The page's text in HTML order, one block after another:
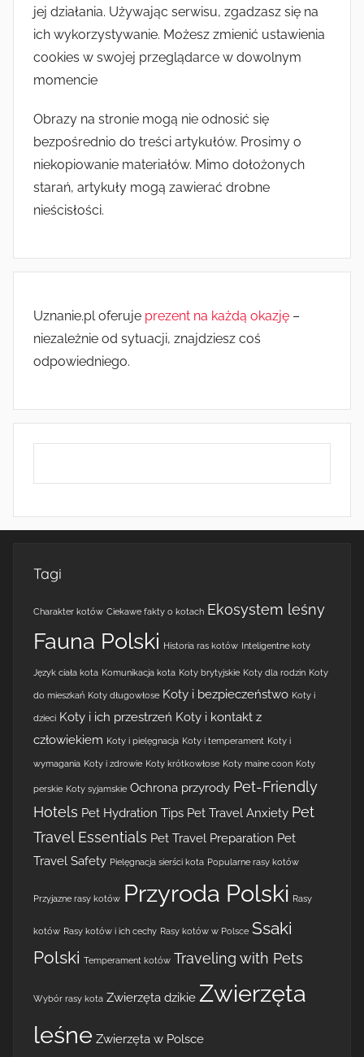
jej działania. Używając serwisu, zgadzasz się na
ich wykorzystywanie. Możesz zmienić ustawienia
cookies w swojej przeglądarce w dowolnym
momencie
Obrazy na stronie mogą nie odnosić się
bezpośrednio do treści artykułów. Prosimy o
niekopiowanie materiałów. Mimo dołożonych
starań, artykuły mogą zawierać drobne
nieścisłości.
Uznanie.pl oferuje prezent na każdą okazję –
niezależnie od sytuacji, znajdziesz coś
odpowiedniego.
Tagi
Charakter kotów Ciekawe fakty o kotach Ekosystem leśny
Fauna Polski Historia ras kotów Inteligentne koty
Język ciała kota Komunikacja kota Koty brytyjskie Koty dla rodzin Koty
do mieszkań Koty długowłose Koty i bezpieczeństwo Koty i
dzieci Koty i ich przestrzeń Koty i kontakt z
człowiekiem Koty i pielęgnacja Koty i temperament Koty i
wymagania Koty i zdrowie Koty krótkowłose Koty maine coon Koty
perskie Koty syjamskie Ochrona przyrody Pet-Friendly
Hotels Pet Hydration Tips Pet Travel Anxiety Pet
Travel Essentials Pet Travel Preparation Pet
Travel Safety Pielęgnacja sierści kota Popularne rasy kotów
Przyjazne rasy kotów Przyroda Polski Rasy
kotów Rasy kotów i ich cechy Rasy kotów w Polsce Ssaki
Polski Temperament kotów Traveling with Pets
Wybór rasy kota Zwierzęta dzikie Zwierzęta
leśne Zwierzęta w Polsce